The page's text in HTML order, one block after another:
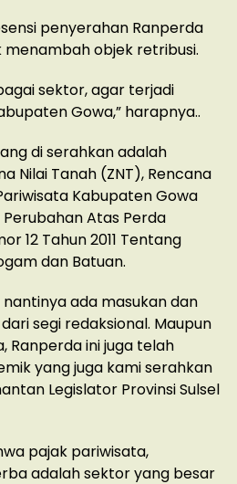
penyerahan Ranperda
menambah objek retribusi.
sektor, agar terjadi
Gowa,” harapnya..
di serahkan adalah
Nilai Tanah (ZNT), Rencana
Kabupaten Gowa
Perubahan Atas Perda
12 Tahun 2011 Tentang
dan Batuan.
ada masukan dan
segi redaksional. Maupun
Ranperda ini juga telah
yang juga kami serahkan
Legislator Provinsi Sulsel
pajak pariwisata,
adalah sektor yang besar